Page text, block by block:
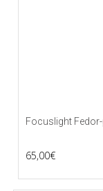
Focuslight
65,00€